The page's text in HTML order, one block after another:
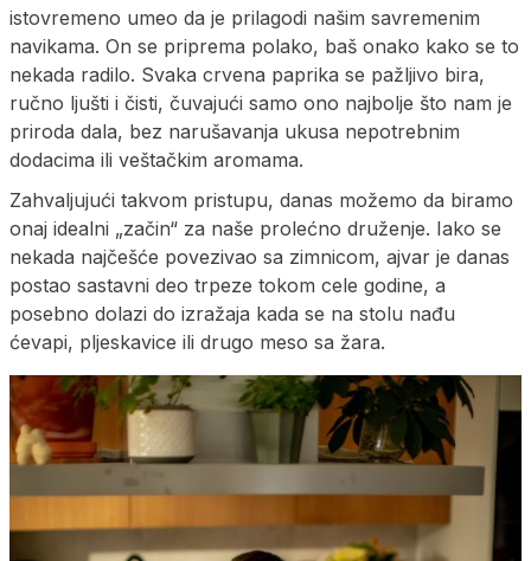
istovremeno umeo da je prilagodi našim savremenim
navikama. On se priprema polako, baš onako kako se to
nekada radilo. Svaka crvena paprika se pažljivo bira,
ručno ljušti i čisti, čuvajući samo ono najbolje što nam je
priroda dala, bez narušavanja ukusa nepotrebnim
dodacima ili veštačkim aromama.
Zahvaljujući takvom pristupu, danas možemo da biramo
onaj idealni „začin“ za naše prolećno druženje. Iako se
nekada najčešće povezivao sa zimnicom, ajvar je danas
postao sastavni deo trpeze tokom cele godine, a
posebno dolazi do izražaja kada se na stolu nađu
ćevapi, pljeskavice ili drugo meso sa žara.